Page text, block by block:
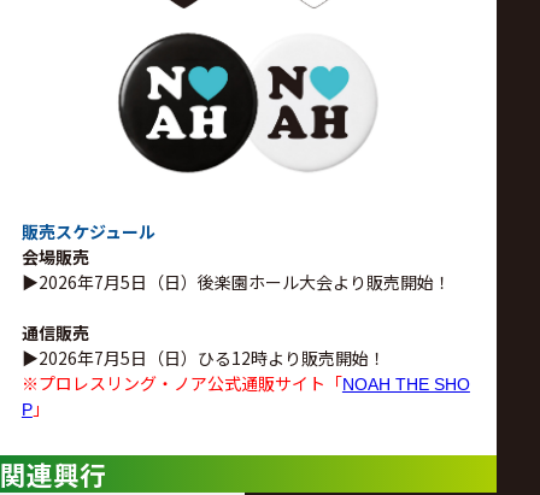
販売スケジュール
会場販売
▶︎2026年7月5日（日）後楽園ホール大会より販売開始！
通信販売
▶︎2026年7月5日（日）ひる12時より販売開始！
※プロレスリング・ノア公式通販サイト「NOAH THE SHO
P」
関連興行